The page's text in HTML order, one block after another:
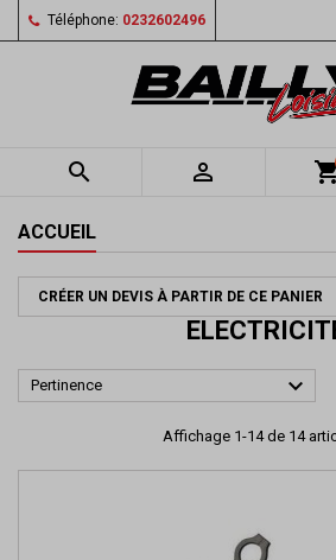
Téléphone: 0232602496
 
ACCUEIL
CRÉER UN DEVIS À PARTIR DE CE PANIER
Pertinence 
Affichage 1-14 de 14